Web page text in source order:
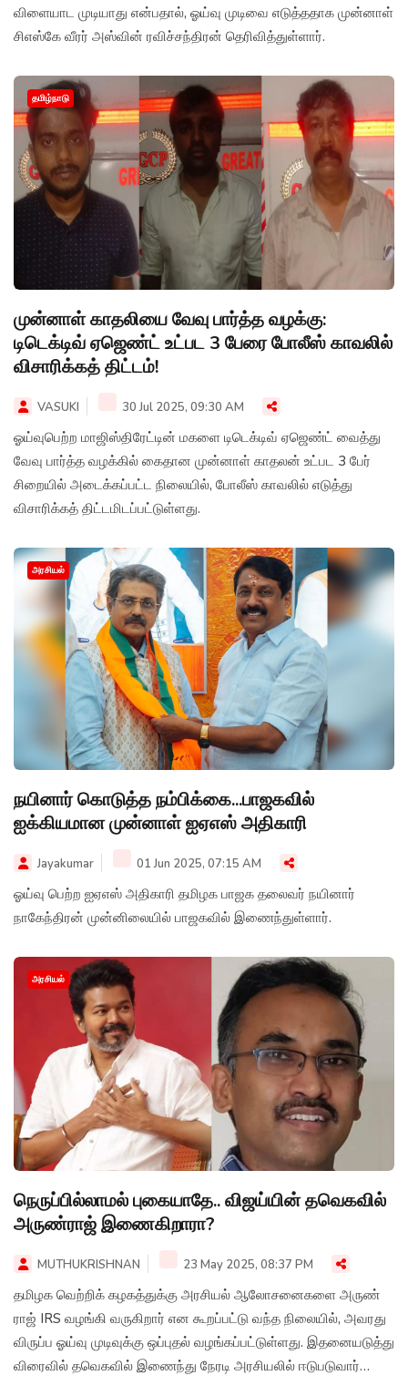
விளையாட முடியாது என்பதால், ஓய்வு முடிவை எடுத்ததாக முன்னாள்
சிஎஸ்கே வீரர் அஸ்வின் ரவிச்சந்திரன் தெரிவித்துள்ளார்.
தமிழ்நாடு
முன்னாள் காதலியை வேவு பார்த்த வழக்கு:
டிடெக்டிவ் ஏஜெண்ட் உட்பட 3 பேரை போலீஸ் காவலில்
விசாரிக்கத் திட்டம்!
VASUKI 30 Jul 2025, 09:30 AM
ஓய்வுபெற்ற மாஜிஸ்திரேட்டின் மகளை டிடெக்டிவ் ஏஜெண்ட் வைத்து
வேவு பார்த்த வழக்கில் கைதான முன்னாள் காதலன் உட்பட 3 பேர்
சிறையில் அடைக்கப்பட்ட நிலையில், போலீஸ் காவலில் எடுத்து
விசாரிக்கத் திட்டமிடப்பட்டுள்ளது.
அரசியல்
நயினார் கொடுத்த நம்பிக்கை...பாஜகவில்
ஐக்கியமான முன்னாள் ஐஏஎஸ் அதிகாரி
Jayakumar 01 Jun 2025, 07:15 AM
ஓய்வு பெற்ற ஐஏஎஸ் அதிகாரி தமிழக பாஜக தலைவர் நயினார்
நாகேந்திரன் முன்னிலையில் பாஜகவில் இணைந்துள்ளார்.
அரசியல்
நெருப்பில்லாமல் புகையாதே.. விஜய்யின் தவெகவில்
அருண்ராஜ் இணைகிறாரா?
MUTHUKRISHNAN 23 May 2025, 08:37 PM
தமிழக வெற்றிக் கழகத்துக்கு அரசியல் ஆலோசனைகளை அருண்
ராஜ் IRS வழங்கி வருகிறார் என கூறப்பட்டு வந்த நிலையில், அவரது
விருப்ப ஓய்வு முடிவுக்கு ஒப்புதல் வழங்கப்பட்டுள்ளது. இதனையடுத்து
விரைவில் தவெகவில் இணைந்து நேரடி அரசியலில் ஈடுபடுவார்